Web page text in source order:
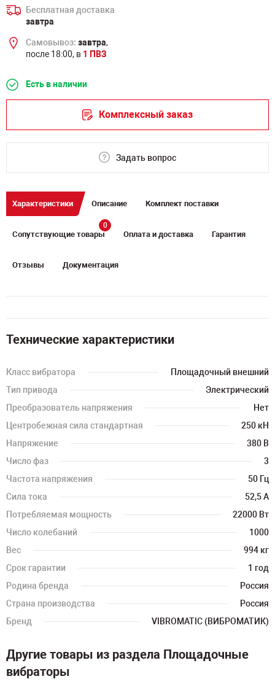
Бесплатная доставка
завтра
Самовывоз: завтра,
после 18:00, в 1 ПВЗ
Есть в наличии
Комплексный заказ
Задать вопрос
Характеристики Описание Комплект поставки
Сопутствующие товары
0
Оплата и доставка Гарантия
Отзывы Документация
Технические характеристики
Класс вибратора
Площадочный внешний
Тип привода
Электрический
Преобразователь напряжения
Нет
Центробежная сила стандартная
250 кН
Напряжение
380 В
Число фаз
3
Частота напряжения
50 Гц
Сила тока
52,5 А
Потребляемая мощность
22000 Вт
Число колебаний
1000
Вес
994 кг
Срок гарантии
1 год
Родина бренда
Россия
Страна производства
Россия
Бренд
VIBROMATIC (ВИБРОМАТИК)
Другие товары из раздела Площадочные
вибраторы